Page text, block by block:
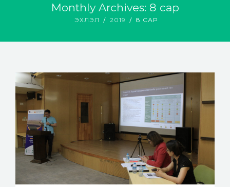
ТАНИЛЦУУЛГА
МЭДЭЭ
ХОЛБОО БАРИХ
Monthly Archives: 8 сар
ЭХЛЭЛ 2019 8 САР